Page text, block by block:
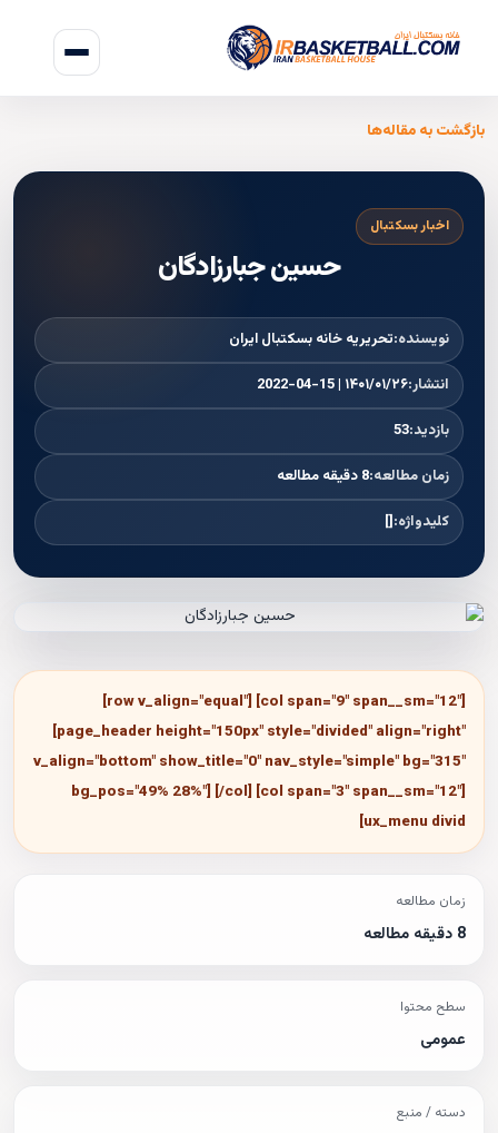
بازگشت به مقاله‌ها
اخبار بسکتبال
حسین جبارزادگان
نویسنده:تحریریه خانه بسکتبال ایران
انتشار:۱۴۰۱/۰۱/۲۶ | 2022-04-15
بازدید:53
زمان مطالعه:8 دقیقه مطالعه
کلیدواژه:[]
[row v_align="equal"] [col span="9" span__sm="12"]
[page_header height="150px" style="divided" align="right"
v_align="bottom" show_title="0" nav_style="simple" bg="315"
bg_pos="49% 28%"] [/col] [col span="3" span__sm="12"]
[ux_menu divid
زمان مطالعه
8 دقیقه مطالعه
سطح محتوا
عمومی
دسته / منبع